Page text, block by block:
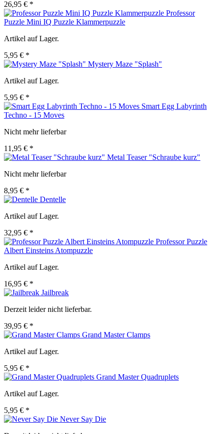
26,95 € *
Professor
Puzzle Mini IQ Puzzle Klammerpuzzle
Artikel auf Lager.
5,95 € *
Mystery Maze "Splash"
Artikel auf Lager.
5,95 € *
Smart Egg Labyrinth
Techno - 15 Moves
Nicht mehr lieferbar
11,95 € *
Metal Teaser "Schraube kurz"
Nicht mehr lieferbar
8,95 € *
Dentelle
Artikel auf Lager.
32,95 € *
Professor Puzzle
Albert Einsteins Atompuzzle
Artikel auf Lager.
16,95 € *
Jailbreak
Derzeit leider nicht lieferbar.
39,95 € *
Grand Master Clamps
Artikel auf Lager.
5,95 € *
Grand Master Quadruplets
Artikel auf Lager.
5,95 € *
Never Say Die